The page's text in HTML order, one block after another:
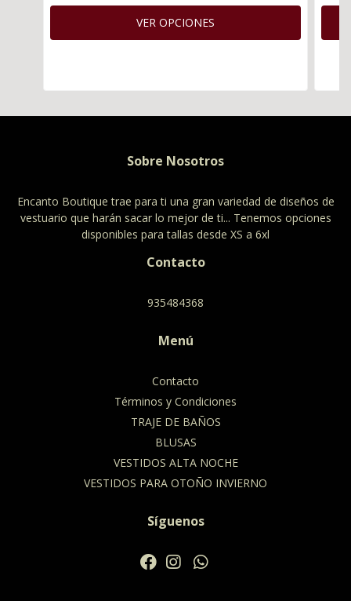
VER OPCIONES
Sobre Nosotros
Encanto Boutique trae para ti una gran variedad de diseños de
vestuario que harán sacar lo mejor de ti... Tenemos opciones
disponibles para tallas desde XS a 6xl
Contacto
935484368
Menú
Contacto
Términos y Condiciones
TRAJE DE BAÑOS
BLUSAS
VESTIDOS ALTA NOCHE
VESTIDOS PARA OTOÑO INVIERNO
Síguenos